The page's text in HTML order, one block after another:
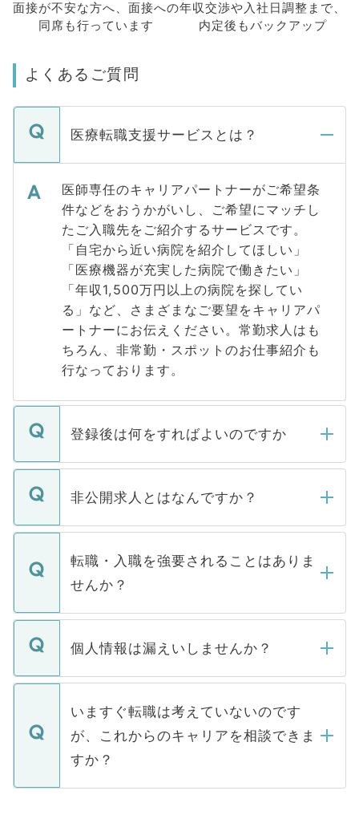
面接が不安な方へ、 面接への
同席も行っています
年収交渉や入社日調整まで、
内定後もバックアップ
よくあるご質問
医療転職支援サービスとは？
医師専任のキャリアパートナーがご希望条
件などをおうかがいし、ご希望にマッチし
たご入職先をご紹介するサービスです。
「自宅から近い病院を紹介してほしい」
「医療機器が充実した病院で働きたい」
「年収1,500万円以上の病院を探してい
る」など、さまざまなご要望をキャリアパ
ートナーにお伝えください。常勤求人はも
ちろん、非常勤・スポットのお仕事紹介も
行なっております。
登録後は何をすればよいのですか
ご登録いただきましたら、弊社担当者がご
登録内容を確認し、その後メールもしくは
ます。通常、5営業日以内にはご連絡をせて
いただきますので、しばらくお待ちくださ
非公開求人とはなんですか？
マイナビDOCTORで取り扱っている求人の
うち約3割は、Webサイトからご覧いただ
けない「非公開求人」です。非公開求人は
下記の理由によって、一般には公開してい
ません。
■応募殺到を避けるため 人気のある医療機
関を公にしてしまうと、応募が殺到する場
に、医療機関が求める条件に合った人材の
みを人材紹介会社に依頼するケースが増え
ています。
転職・入職を強要されることはありま
せんか？
転職・入職を強要することは一切ありませ
ん。また、仮に応募先から内定をいただい
定を承諾する必要はありません。内定先へ
の辞退の連絡はキャリアパートナーが行い
個人情報は漏えいしませんか？
個人情報が漏えいすることはありませんの
で、ご安心ください。当サイトからの登録
などで収集したご登録者様の個人情報は、
ご本人のキャリアアップおよび転職活動の
支援を目的に使用いたします。お預かりし
ているすべての個人データはご本人の許可
いますぐ転職は考えていないのです
が、これからのキャリアを相談できま
すか？